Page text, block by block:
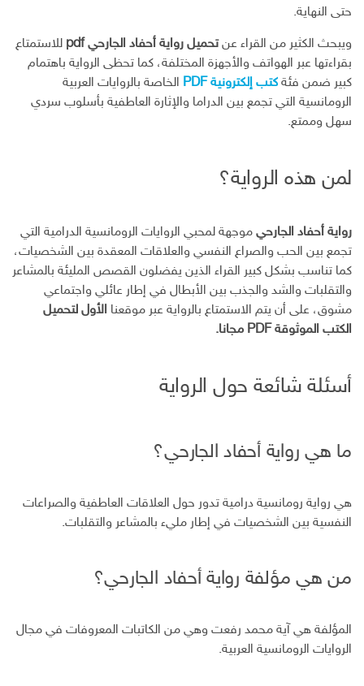
حتى النهاية.
ويبحث الكثير من القراء عنتحميل رواية أحفاد الجارحي pdf
للاستمتاع
بقراءتها عبر الهواتف والأجهزة المختلفة، كما تحظى الرواية باهتمام
كبير ضمن فئة كتب إلكترونية PDF
الخاصة بالروايات العربية
الرومانسية التي تجمع بين الدراما والإثارة العاطفية بأسلوب سردي
سهل وممتع.
لمن هذه الرواية؟
رواية أحفاد الجارحي موجهة لمحبي الروايات الرومانسية الدرامية التي
تجمع بين الحب والصراع النفسي والعلاقات المعقدة بين الشخصيات،
كما تناسب بشكل كبير القراء الذين يفضلون القصص المليئة بالمشاعر
والتقلبات والشد والجذب بين الأبطال في إطار عائلي واجتماعي
مشوق، على أن يتم الاستمتاع بالرواية عبر موقعنا الأول لتحميل
الكتب الموثوقة PDF مجانا.
أسئلة شائعة حول الرواية
ما هي رواية أحفاد الجارحي؟
هي رواية رومانسية درامية تدور حول العلاقات العاطفية والصراعات
النفسية بين الشخصيات في إطار مليء بالمشاعر والتقلبات.
من هي مؤلفة رواية أحفاد الجارحي؟
المؤلفة هي آية محمد رفعت وهي من الكاتبات المعروفات في مجال
الروايات الرومانسية العربية.